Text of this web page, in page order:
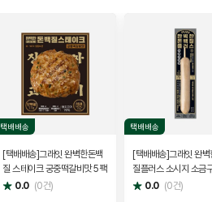
택배배송
[택배배송]그래잇 완벽한돈백
질 스테이크 궁중떡갈비맛 5팩
별
점
0.0 (0건)
택배배송
[택배배송]그래잇 완벽
질플러스 소시지 소금
팩
별
점
0.0 (0건)